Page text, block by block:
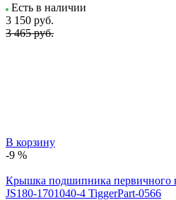
Есть в наличии
3 150 руб.
3 465 руб.
В корзину
-9 %
Крышка подшипника первичного
JS180-1701040-4 TiggerPart-0566